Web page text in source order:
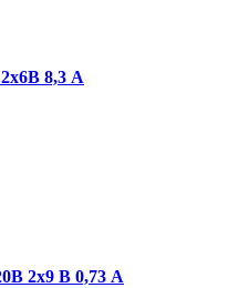
8,3 А
2х9 В 0,73 А